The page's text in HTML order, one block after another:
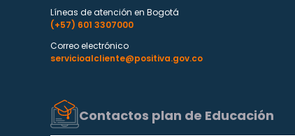
Líneas de atención en Bogotá
(+57) 601 3307000
Correo electrónico
servicioalcliente@positiva.gov.co
Contactos plan de Educación